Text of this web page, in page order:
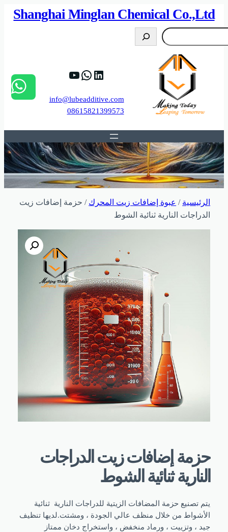
Shanghai Minglan Chemical
info@lubeadditive.com
08615821399573
/عبوة إضافات زيت المحرك/ حزمة إضافات زيت
النارية ثنائية الشوط
إضافات زيت الدراجات
ثنائية الشوط
تصنيع حزمة المضافات الزيتية للدراجات النارية ثنائية
من خلال منظف عالي الجودة ، ومشتت.لديها تنظيف
، وتزييت ، ورماد منخفض ، واستخراج دخان ممتاز